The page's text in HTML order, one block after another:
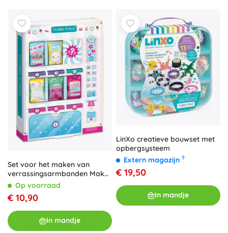
Set voor het maken van
verrassingsarmbanden Make
It Real
Op voorraad
€ 10,90
In mandje
LinXo creatieve bouwset met
opbergsysteem
Extern magazijn ?
€ 19,50
In mandje